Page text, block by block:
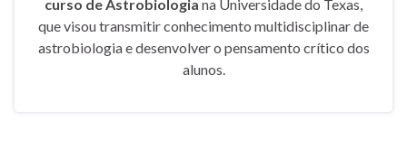
curso de Astrobiologia na Universidade do Texas,
que visou transmitir conhecimento multidisciplinar de
astrobiologia e desenvolver o pensamento crítico dos
alunos.